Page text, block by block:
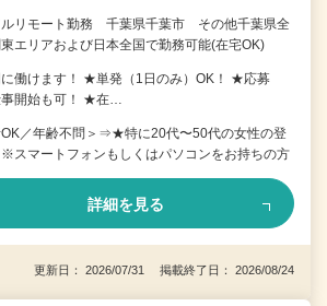
リモート勤務 千葉県千葉市 その他千葉県全
エリアおよび日本全国で勤務可能(在宅OK)
働けます！ ★単発（1日のみ）OK！ ★応募
事開始も可！ ★在…
OK／年齢不問＞⇒★特に20代〜50代の女性の登
マートフォンもしくはパソコンをお持ちの方
詳細を見る
更新日： 2026/07/31 掲載終了日： 2026/08/24